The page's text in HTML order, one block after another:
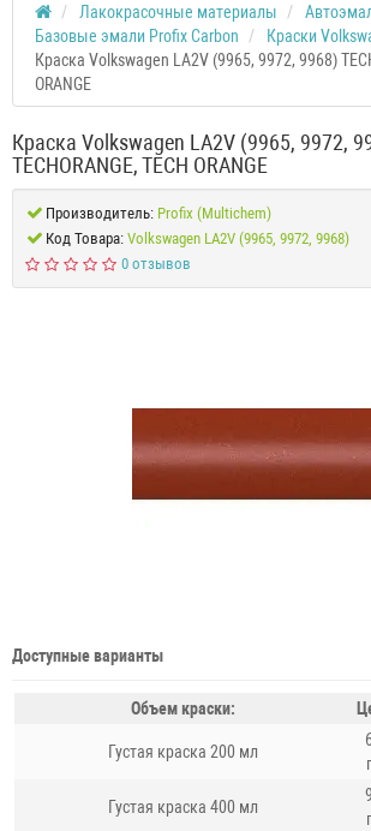
Лакокрасочные материалы
Базовые эмали Profix Carbon
Краски
Краска Volkswagen LA2V (9965, 9972, 9968)
ORANGE
Краска Volkswagen LA2V (9965, 9972,
TECHORANGE, TECH ORANGE
Производитель: Profix (Multichem)
Код Товара: Volkswagen LA2V (9965, 9972, 9968)
0 отзывов
Доступные варианты
Объем краски:
Густая краска 200 мл
Густая краска 400 мл